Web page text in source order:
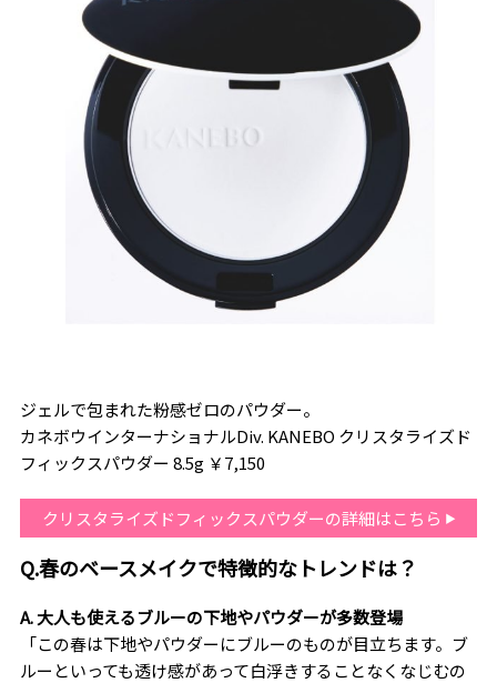
ジェルで包まれた粉感ゼロのパウダー。
カネボウインターナショナルDiv. KANEBO クリスタライズド
フィックスパウダー 8.5g ￥7,150
クリスタライズドフィックスパウダーの詳細はこちら
Q.春のベースメイクで特徴的なトレンドは？
A. 大人も使えるブルーの下地やパウダーが多数登場
「この春は下地やパウダーにブルーのものが目立ちます。ブ
ルーといっても透け感があって白浮きすることなくなじむの